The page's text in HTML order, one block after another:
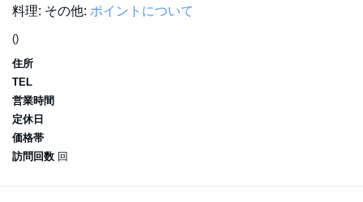
料理: その他: ポイントについて
()
住所
TEL
営業時間
定休日
価格帯
訪問回数 回